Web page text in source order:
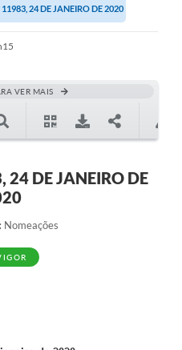
11983, 24 DE JANEIRO DE 2020
VER MAIS
24 DE JANEIRO DE
Nomeações